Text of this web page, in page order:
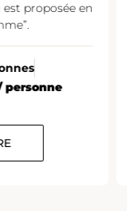
proposée en
personne